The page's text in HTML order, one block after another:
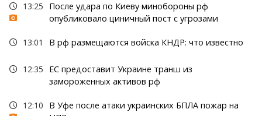
13:25
После удара по Киеву минобороны рф
опубликовало циничный пост с угрозами
13:01 В рф размещаются войска КНДР: что известно
12:35
ЕС предоставит Украине транш из
замороженных активов рф
12:10
В Уфе после атаки украинских БПЛА пожар на